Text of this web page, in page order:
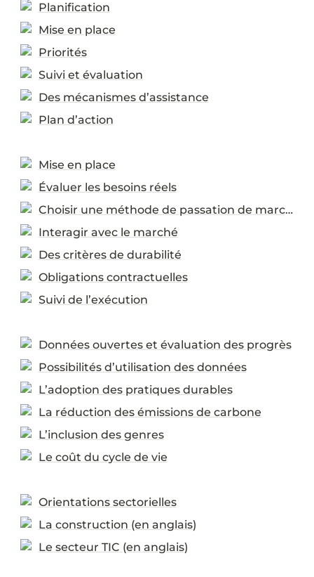
Planification
Mise en place
Priorités
Suivi et évaluation
Des mécanismes d’assistance
Plan d’action
Mise en place
Évaluer les besoins réels
Choisir une méthode de passation de marchés
Interagir avec le marché
Des critères de durabilité
Obligations contractuelles
Suivi de l’exécution
Données ouvertes et évaluation des progrès
Possibilités d’utilisation des données
L’adoption des pratiques durables
La réduction des émissions de carbone
L’inclusion des genres
Le coût du cycle de vie
Orientations sectorielles
La construction (en anglais)
Le secteur TIC (en anglais)